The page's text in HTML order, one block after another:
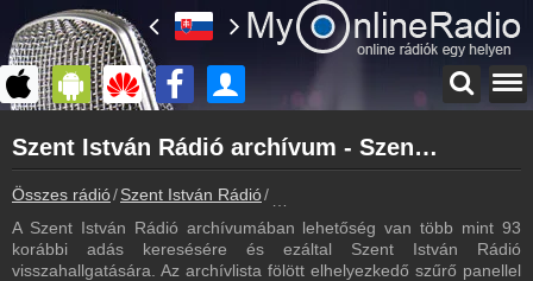
myonlineradio.hu
Szent István Rádió
Vissza a Szent István Rádió oldalára
Bejelentkezés
Hozz létre saját fiókot!
Szent István Rádió archívum - Szent István Rádió podcasts - Szent István Rádió visszahallgatás
Összes rádió Szent István Rádió
A Szent István Rádió archívumában lehetőség van több mint 93
korábbi adás keresésére és ezáltal Szent István Rádió
visszahallgatására. Az archívlista fölött elhelyezkedő szűrő panellel